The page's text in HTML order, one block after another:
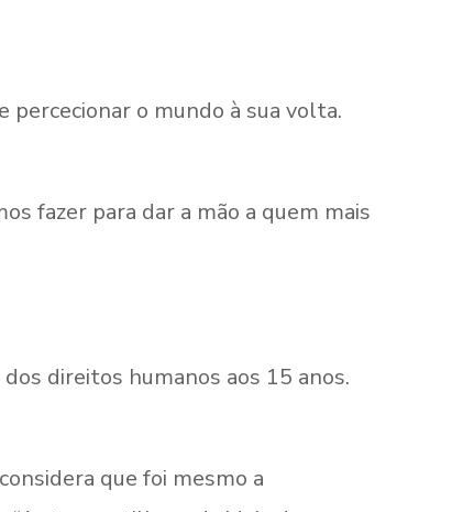
o mundo à sua volta.
fazer para dar a mão a quem mais
direitos humanos aos 15 anos.
que foi mesmo a